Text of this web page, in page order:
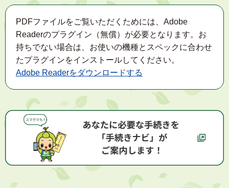
PDFファイルをご覧いただくためには、Adobe
Readerのプラグイン（無償）が必要となります。お
持ちでない場合は、お使いの機種とスペックに合わせ
たプラグインをインストールしてください。
Adobe Readerをダウンロードする